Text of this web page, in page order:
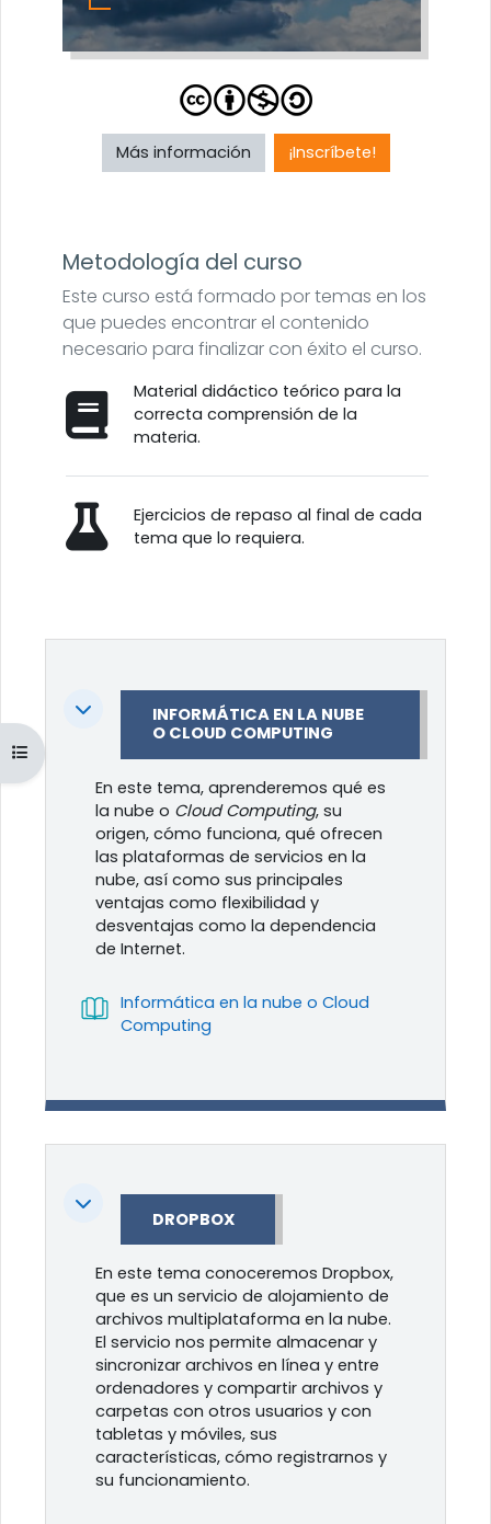
Abrir índice del curso
Más información ¡Inscríbete!
Metodología del curso
Este curso está formado por temas en los
que puedes encontrar el contenido
necesario para finalizar con éxito el curso.
Material didáctico teórico para la
correcta comprensión de la
materia.
Ejercicios de repaso al final de cada
tema que lo requiera.
Colapsar
INFORMÁTICA EN LA NUBE
O CLOUD COMPUTING
En este tema, aprenderemos qué es
la nube o Cloud Computing, su
origen, cómo funciona, qué ofrecen
las plataformas de servicios en la
nube, así como sus principales
ventajas como flexibilidad y
desventajas como la dependencia
de Internet.
Informática en la nube o Cloud
Computing
Colapsar DROPBOX
En este tema conoceremos Dropbox,
que es un servicio de alojamiento de
archivos multiplataforma en la nube.
El servicio nos permite almacenar y
sincronizar archivos en línea y entre
ordenadores y compartir archivos y
carpetas con otros usuarios y con
tabletas y móviles, sus
características, cómo registrarnos y
su funcionamiento.